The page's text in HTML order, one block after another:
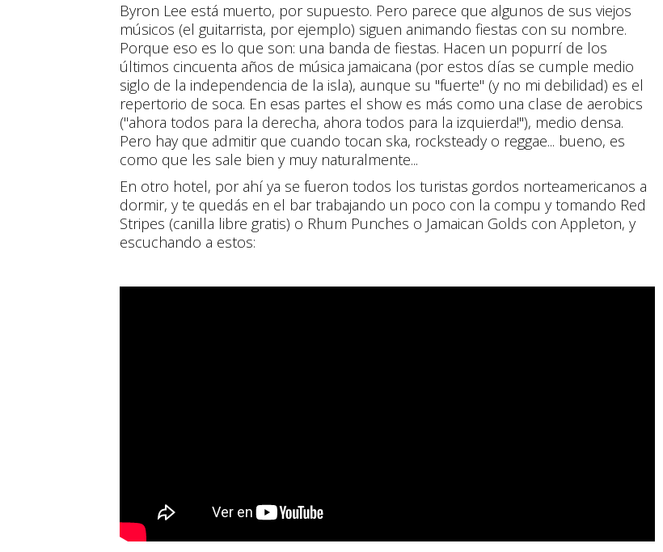
Byron Lee está muerto, por supuesto. Pero parece que algunos de sus viejos
músicos (el guitarrista, por ejemplo) siguen animando fiestas con su nombre.
Porque eso es lo que son: una banda de fiestas. Hacen un popurrí de los
últimos cincuenta años de música jamaicana (por estos días se cumple medio
siglo de la independencia de la isla), aunque su "fuerte" (y no mi debilidad) es el
repertorio de soca. En esas partes el show es más como una clase de aerobics
("ahora todos para la derecha, ahora todos para la izquierda!"), medio densa.
Pero hay que admitir que cuando tocan ska, rocksteady o reggae... bueno, es
como que les sale bien y muy naturalmente...
En otro hotel, por ahí ya se fueron todos los turistas gordos norteamericanos a
dormir, y te quedás en el bar trabajando un poco con la compu y tomando Red
Stripes (canilla libre gratis) o Rhum Punches o Jamaican Golds con Appleton, y
escuchando a estos: